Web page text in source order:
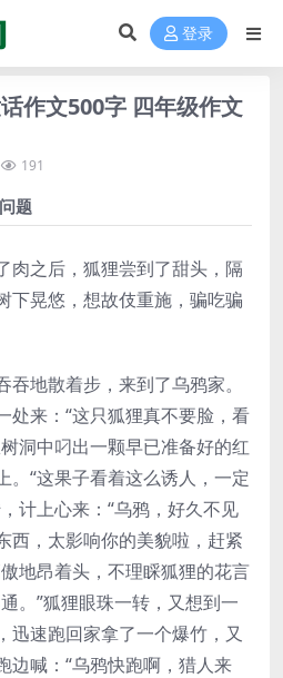
登录
作文500字 四年级作文
191
题
肉之后，狐狸尝到了甜头，隔
下晃悠，想故伎重施，骗吃骗
地散着步，来到了乌鸦家。
处来：“这只狐狸真不要脸，看
洞中叼出一颗早已准备好的红
。“这果子看着这么诱人，一定
计上心来：“乌鸦，好久不见
西，太影响你的美貌啦，赶紧
地昂着头，不理睬狐狸的花言
。”狐狸眼珠一转，又想到一
迅速跑回家拿了一个爆竹，又
边喊：“乌鸦快跑啊，猎人来